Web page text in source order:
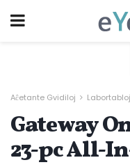
Aĉetante Gvidiloj Labortabloj
Gateway
23-pc All-